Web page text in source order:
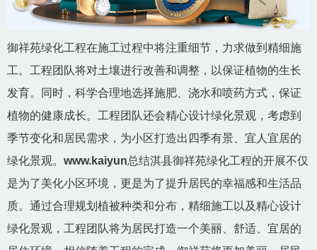
御祥苑绿化工程在施工过程中将注重细节，力求做到精细施
工。工程团队将对土壤进行改善和调整，以保证植物的生长
发育。同时，科学合理地选择施肥、浇水和喷药方式，保证
植物的健康成长。工程团队还会精心设计绿化景观，考虑到
季节变化和居民需求，为小区打造出四季有景、宜人宜居的
绿化景观。 www.kaiyun总结淇县御祥苑绿化工程的开展不仅
是为了美化小区环境，更是为了提升居民的幸福感和生活品
质。通过合理规划植被种类和分布，精细施工以及精心设计
绿化景观，工程团队将为居民打造一个美丽、舒适、宜居的